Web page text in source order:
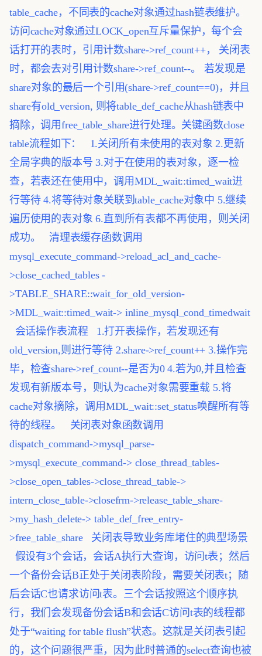
table_cache，不同表的cache对象通过hash链表维护。
访问cache对象通过LOCK_open互斥量保护，每个会
话打开的表时，引用计数share->ref_count++，
关闭表
时，都会去对引用计数share->ref_count--。
若发现是
share对象的最后一个引用(share->ref_count==0)，并且
share有old_version, 则将table_def_cache从hash链表中
摘除，调用free_table_share进行处理。关键函数close
table流程如下：
1.关闭所有未使用的表对象 2.更新
全局字典的版本号 3.对于在使用的表对象，逐一检
查，若表还在使用中，调用MDL_wait::timed_wait进
行等待 4.将等待对象关联到table_cache对象中 5.继续
遍历使用的表对象 6.直到所有表都不再使用，则关闭
成功。
清理表缓存函数调用
mysql_execute_command->reload_acl_and_cache-
>close_cached_tables -
>TABLE_SHARE::wait_for_old_version-
>MDL_wait::timed_wait-> inline_mysql_cond_timedwait
会话操作表流程
1.打开表操作，若发现还有
old_version,则进行等待 2.share->ref_count++ 3.操作完
毕，检查share->ref_count--是否为0 4.若为0,并且检查
发现有新版本号，则认为cache对象需要重载 5.将
cache对象摘除，调用MDL_wait::set_status唤醒所有等
待的线程。
关闭表对象函数调用
dispatch_command->mysql_parse-
>mysql_execute_command-> close_thread_tables-
>close_open_tables->close_thread_table->
intern_close_table->closefrm->release_table_share-
>my_hash_delete-> table_def_free_entry-
>free_table_share
关闭表导致业务库堵住的典型场景
假设有3个会话，会话A执行大查询，访问t表；然后
一个备份会话B正处于关闭表阶段，需要关闭表t；随
后会话C也请求访问t表。三个会话按照这个顺序执
行，我们会发现备份会话B和会话C访问t表的线程都
处于“waiting for table flush”状态。这就是关闭表引起
的，这个问题很严重，因为此时普通的select查询也被